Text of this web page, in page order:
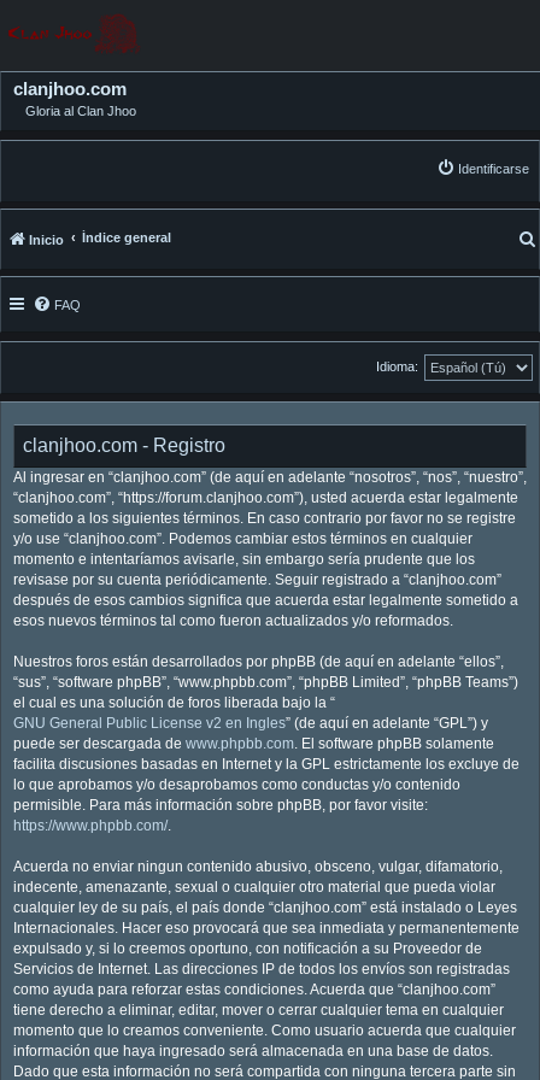
clanjhoo.com
Gloria al Clan Jhoo
Identificarse
Inicio Índice general
FAQ
Idioma:
clanjhoo.com - Registro
Al ingresar en “clanjhoo.com” (de aquí en adelante “nosotros”, “nos”, “nuestro”,
“clanjhoo.com”, “https://forum.clanjhoo.com”), usted acuerda estar legalmente
sometido a los siguientes términos. En caso contrario por favor no se registre
y/o use “clanjhoo.com”. Podemos cambiar estos términos en cualquier
momento e intentaríamos avisarle, sin embargo sería prudente que los
revisase por su cuenta periódicamente. Seguir registrado a “clanjhoo.com”
después de esos cambios significa que acuerda estar legalmente sometido a
esos nuevos términos tal como fueron actualizados y/o reformados.
Nuestros foros están desarrollados por phpBB (de aquí en adelante “ellos”,
“sus”, “software phpBB”, “www.phpbb.com”, “phpBB Limited”, “phpBB Teams”)
el cual es una solución de foros liberada bajo la “
GNU General Public License v2 en Ingles” (de aquí en adelante “GPL”) y
puede ser descargada de www.phpbb.com. El software phpBB solamente
facilita discusiones basadas en Internet y la GPL estrictamente los excluye de
lo que aprobamos y/o desaprobamos como conductas y/o contenido
permisible. Para más información sobre phpBB, por favor visite:
https://www.phpbb.com/.
Acuerda no enviar ningun contenido abusivo, obsceno, vulgar, difamatorio,
indecente, amenazante, sexual o cualquier otro material que pueda violar
cualquier ley de su país, el país donde “clanjhoo.com” está instalado o Leyes
Internacionales. Hacer eso provocará que sea inmediata y permanentemente
expulsado y, si lo creemos oportuno, con notificación a su Proveedor de
Servicios de Internet. Las direcciones IP de todos los envíos son registradas
como ayuda para reforzar estas condiciones. Acuerda que “clanjhoo.com”
tiene derecho a eliminar, editar, mover o cerrar cualquier tema en cualquier
momento que lo creamos conveniente. Como usuario acuerda que cualquier
información que haya ingresado será almacenada en una base de datos.
Dado que esta información no será compartida con ninguna tercera parte sin